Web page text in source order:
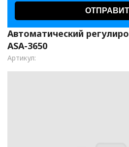
Автоматический
ASA-3650
Артикул: